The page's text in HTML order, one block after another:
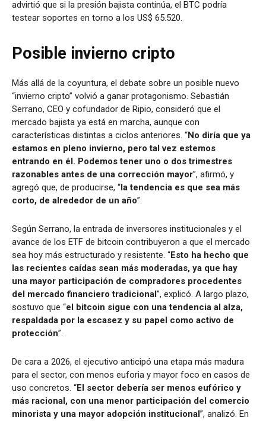
advirtió que si la presión bajista continúa, el BTC podría
testear soportes en torno a los US$ 65.520.
Posible invierno cripto
Más allá de la coyuntura, el debate sobre un posible nuevo
“invierno cripto” volvió a ganar protagonismo. Sebastián
Serrano, CEO y cofundador de Ripio, consideró que el
mercado bajista ya está en marcha, aunque con
características distintas a ciclos anteriores. “No diría que ya
estamos en pleno invierno, pero tal vez estemos
entrando en él. Podemos tener uno o dos trimestres
razonables antes de una corrección mayor”, afirmó, y
agregó que, de producirse, “la tendencia es que sea más
corto, de alrededor de un año”.
Según Serrano, la entrada de inversores institucionales y el
avance de los ETF de bitcoin contribuyeron a que el mercado
sea hoy más estructurado y resistente. “Esto ha hecho que
las recientes caídas sean más moderadas, ya que hay
una mayor participación de compradores procedentes
del mercado financiero tradicional”, explicó. A largo plazo,
sostuvo que “el bitcoin sigue con una tendencia al alza,
respaldada por la escasez y su papel como activo de
protección”.
De cara a 2026, el ejecutivo anticipó una etapa más madura
para el sector, con menos euforia y mayor foco en casos de
uso concretos. “El sector debería ser menos eufórico y
más racional, con una menor participación del comercio
minorista y una mayor adopción institucional”, analizó. En